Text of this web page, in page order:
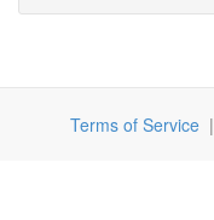
Terms of Service|